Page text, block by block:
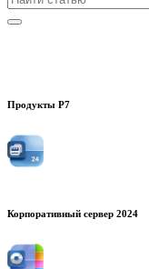
Продукты Р7
Корпоративный сервер 2024